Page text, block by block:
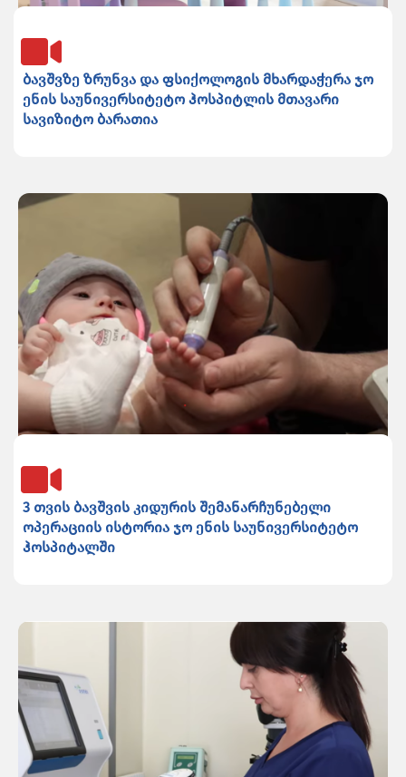
ბავშვზე ზრუნვა და ფსიქოლოგის მხარდაჭერა ჯო
ენის საუნივერსიტეტო ჰოსპიტლის მთავარი
სავიზიტო ბარათია
3 თვის ბავშვის კიდურის შემანარჩუნებელი
ოპერაციის ისტორია ჯო ენის საუნივერსიტეტო
ჰოსპიტალში